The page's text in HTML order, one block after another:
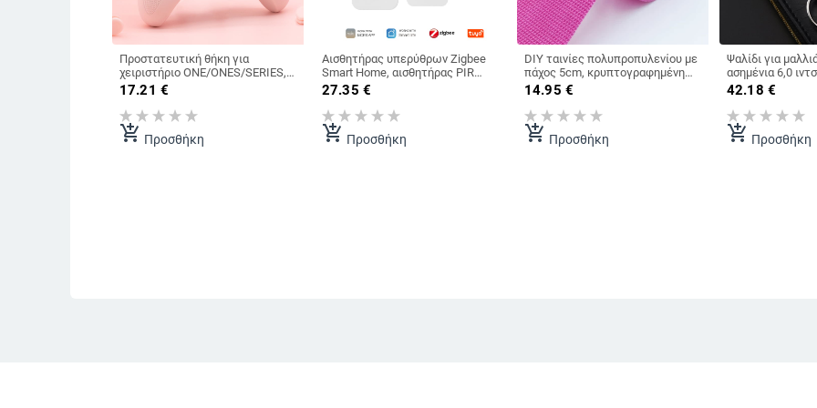
Προστατευτική θήκη για
χειριστήριο ONE/ONES/SERIES,
βαμμένη με σπρέι, ροζ για
χειριστήριο παιχνιδιών,
περιλαμβάνεται καπέλο
17.21 €
add_shopping_cart Προσθήκη
Αισθητήρας υπερύθρων Zigbee
Smart Home, αισθητήρας PIR
Smart Security WiFi, αισθητήρας
27.35 €
add_shopping_cart Προσθήκη
DIY ταινίες πολυπροπυλενίου με
πάχος 5cm, κρυπτογραφημένη
ταινία ουράνιου τόξου, ταινίες
14.95 €
add_shopping_cart Προσθήκη
Ψαλίδι για
ασημένια 6,0
φλατ μαλλιά,
42.18 €
add_shopping_cart Προσθήκη